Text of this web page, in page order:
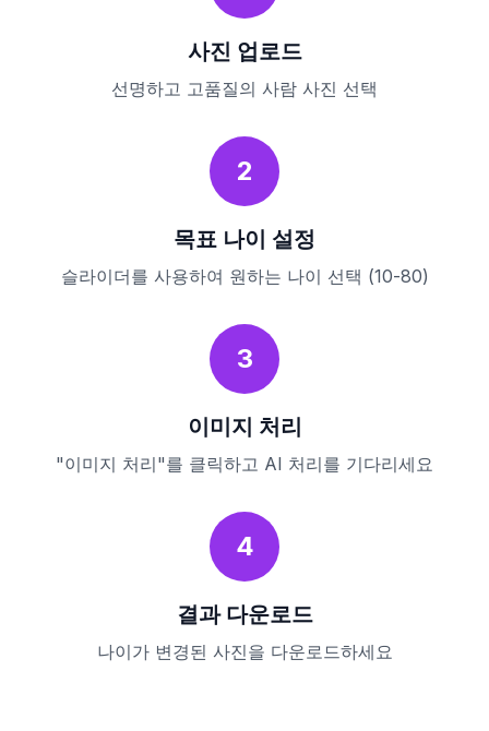
사진 업로드
선명하고 고품질의 사람 사진 선택
2
목표 나이 설정
슬라이더를 사용하여 원하는 나이 선택 (10-80)
3
이미지 처리
"이미지 처리"를 클릭하고 AI 처리를 기다리세요
4
결과 다운로드
나이가 변경된 사진을 다운로드하세요